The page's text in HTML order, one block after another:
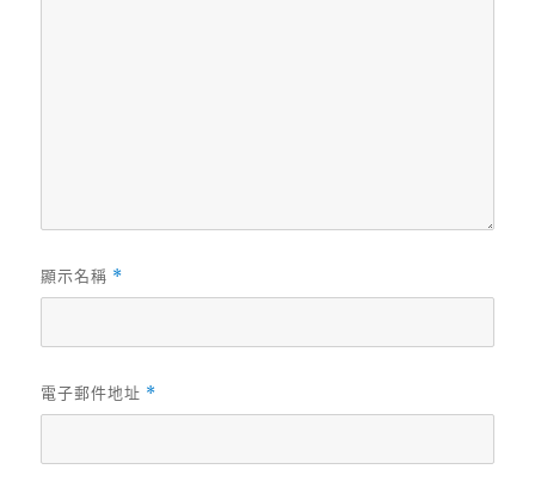
顯示名稱 *
電子郵件地址 *